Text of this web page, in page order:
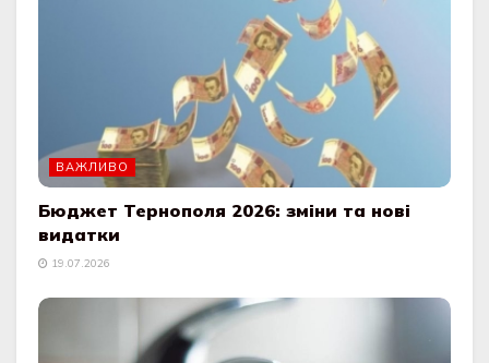
ВАЖЛИВО
Бюджет Тернополя 2026: зміни та нові
видатки
19.07.2026